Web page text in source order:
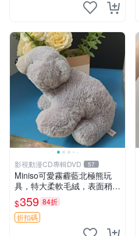
影視動漫CD專輯DVD 57
Miniso可愛霧霾藍北極熊玩
具，特大柔軟毛絨，表面稍有
使用痕跡，適合居家擺放 23
CM 毛絨玩具 北極熊 魯班熊
$359 84折
折扣碼